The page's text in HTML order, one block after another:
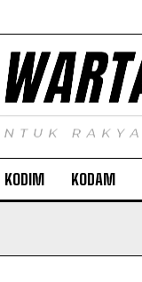
KODIM KODAM